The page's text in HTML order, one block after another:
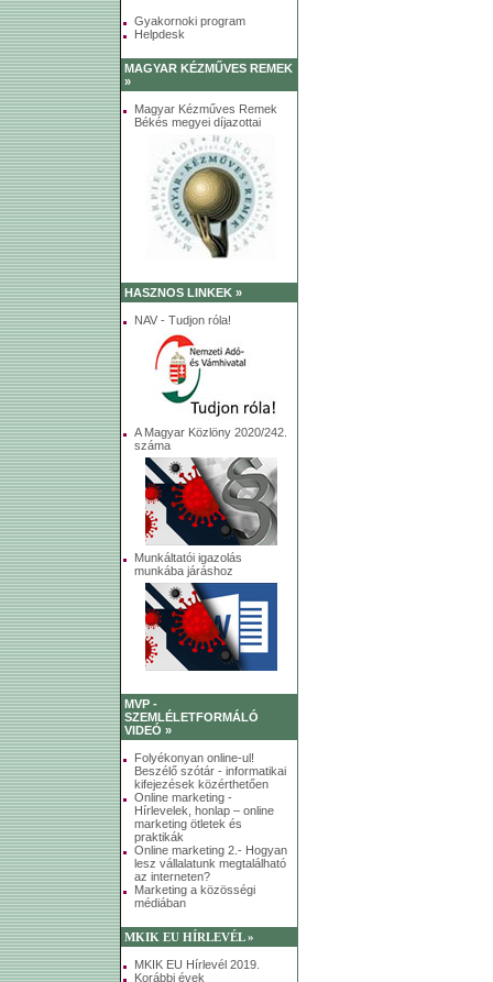
Gyakornoki program
Helpdesk
MAGYAR KÉZMŰVES REMEK
»
Magyar Kézműves Remek
Békés megyei díjazottai
HASZNOS LINKEK »
NAV - Tudjon róla!
A Magyar Közlöny 2020/242.
száma
Munkáltatói igazolás
munkába járáshoz
MVP -
SZEMLÉLETFORMÁLÓ
VIDEÓ »
Folyékonyan online-ul!
Beszélő szótár - informatikai
kifejezések közérthetően
Online marketing -
Hírlevelek, honlap – online
marketing ötletek és
praktikák
Online marketing 2.- Hogyan
lesz vállalatunk megtalálható
az interneten?
Marketing a közösségi
médiában
MKIK EU HÍRLEVÉL »
MKIK EU Hírlevél 2019.
Korábbi évek